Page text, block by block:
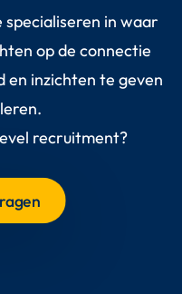
in waar
op de connectie
en inzichten te geven
recruitment?